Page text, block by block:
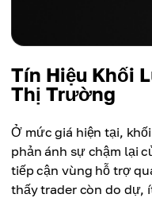
Tín Hiệu Khối
Thị Trường
Ở mức giá hiện tại,
phản ánh sự chậm lại
tiếp cận vùng hỗ trợ
thấy trader còn do dự,